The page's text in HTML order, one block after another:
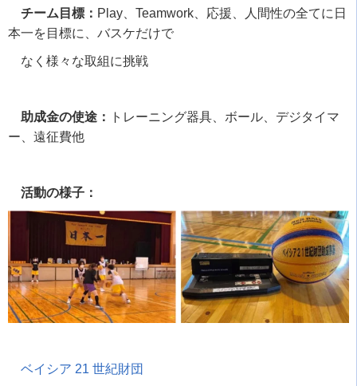
チーム目標： Play Teamwork 、応援、人間性の全てに日
本一を目標に、バスケだけで
なく様々な取組に挑戦
助成金の使途：
トレーニング器具、ボール、デジタイマ
ー、遠征費他
活動の様子：
ベイシア 21 世紀財団